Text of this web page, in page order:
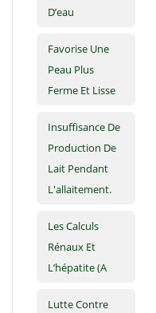
D’eau
Favorise Une
Peau Plus
Ferme Et Lisse
Insuffisance De
Production De
Lait Pendant
L'allaitement.
Les Calculs
Rénaux Et
L’hépatite (A
Lutte Contre